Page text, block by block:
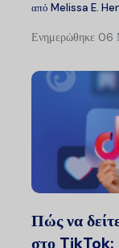
από Melissa E.
Ενημερώθηκε 06
Πώς να
στο TikTok: